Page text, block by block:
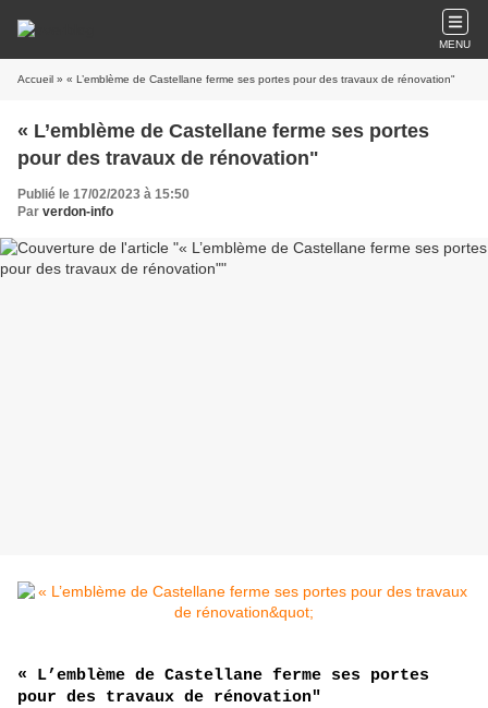
MENU
Accueil » « L’emblème de Castellane ferme ses portes pour des travaux de rénovation"
« L’emblème de Castellane ferme ses portes
pour des travaux de rénovation"
Publié le 17/02/2023 à 15:50
Par verdon-info
« L’emblème de Castellane ferme ses portes
pour des travaux de rénovation"